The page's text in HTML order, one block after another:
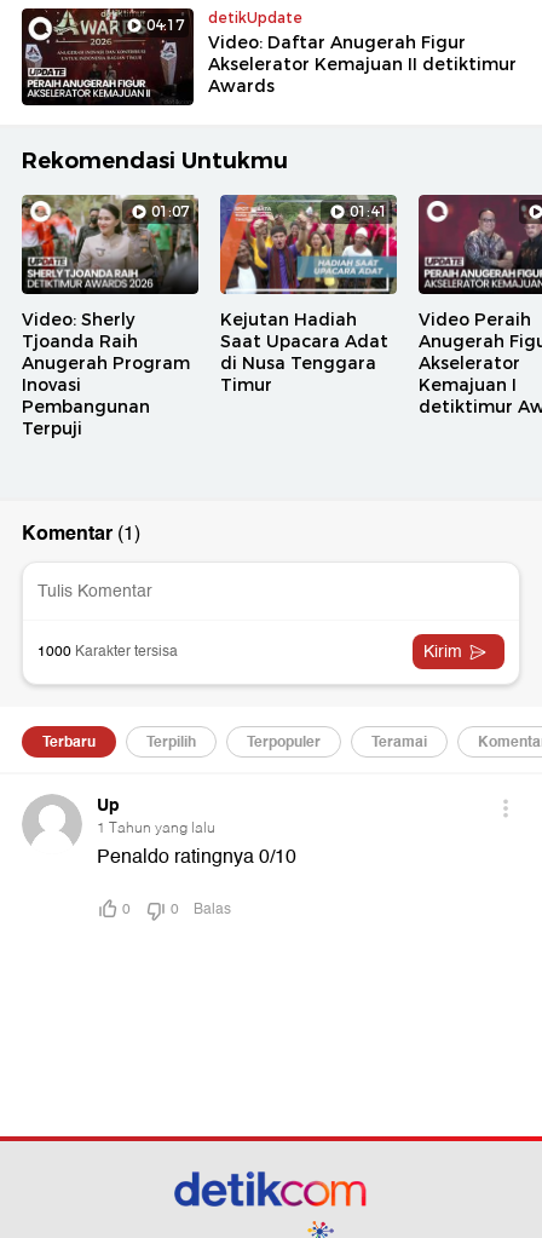
04:17 detikUpdate
Video: Daftar Anugerah Figur
Akselerator Kemajuan II detiktimur
Awards
Rekomendasi Untukmu
01:07
Video: Sherly
Tjoanda Raih
Anugerah Program
Inovasi
Pembangunan
Terpuji
01:41
Kejutan Hadiah
Saat Upacara Adat
di Nusa Tenggara
Timur
Video Peraih
Anugerah
Akselerator
Kemajuan I
detiktimur